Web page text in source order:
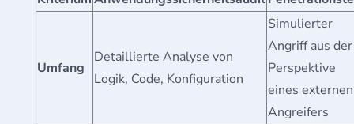
Umfang
Detaillierte Analyse von
Logik, Code, Konfiguration
Simulierter
Angriff aus der
Perspektive
eines externen
Angreifers